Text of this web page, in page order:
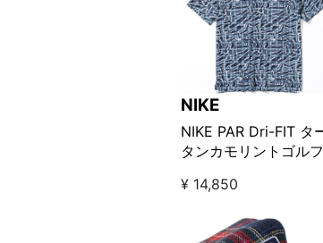
NIKE
NIKE PAR Dri-FIT ター
タンカモリントゴルフ
ブルー
¥ 14,850